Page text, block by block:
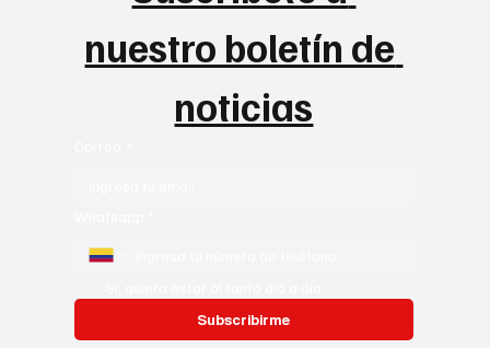
Suscribete a
nuestro boletín de
Whatsapp
Si, quiero estar al tanto día a día